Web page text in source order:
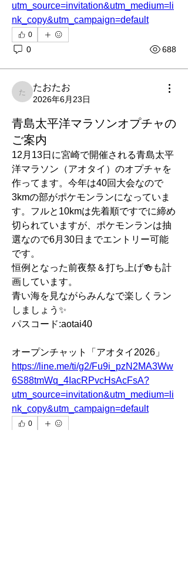
utm_source=invitation&utm_medium=li
nk_copy&utm_campaign=default
0
0 688
たおたお
たおたお
2026年6月23日
青島太平洋マラソンオプチャの
ご案内
12月13日に宮崎で開催される青島太平
洋マラソン（アオタイ）のオプチャを
作ってます。今年は40回大会なので
3kmの部がポケモンランになっていま
す。フルと10kmは先着順ですでに締め
切られていますが、ポケモンランは抽
選なので6月30日までエントリー可能
です。
恒例となった前夜祭＆打ち上げ🍻も計
画しています。
青い海を見ながらみんなで楽しくラン
しましょう✨
パスコード:aotai40
オープンチャット「アオタイ2026」
https://line.me/ti/g2/Fu9i_pzN2MA3Ww
6S88tmWq_4IacRPvcHsAcFsA?
utm_source=invitation&utm_medium=li
nk_copy&utm_campaign=default
0
グループについて
日本全国で行われるリアルライブラン
イベントの告知グループです。 注意事
項 この掲示板には非公式イベントも含
まれています。